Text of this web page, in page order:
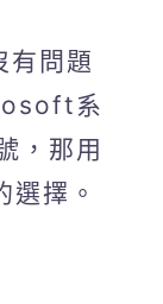
有問題
系
，那用
擇。